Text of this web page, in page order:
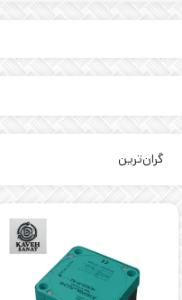
گران‌ترین